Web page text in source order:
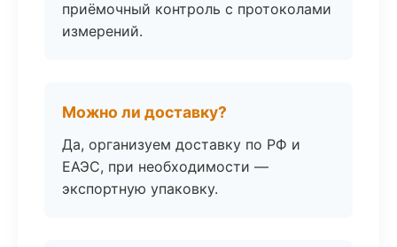
приёмочный контроль с протоколами
измерений.
Можно ли доставку?
Да, организуем доставку по РФ и
ЕАЭС, при необходимости —
экспортную упаковку.